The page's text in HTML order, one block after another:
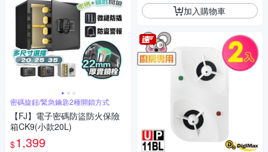
密碼旋鈕/緊急鑰匙2種開鎖方式
【FJ】電子密碼防盜防火保險
箱CK9(小款20L)
$1,399
加入購物車